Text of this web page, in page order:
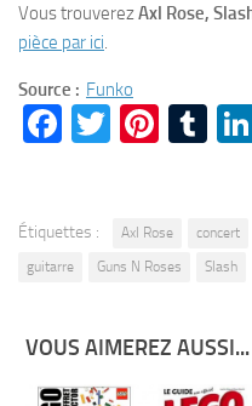
Vous trouverezAxl Rose,
pièce par ici
Source : Funko
Facebook
Twitter
Étiquettes : Axl Rose concert
guitarre
Guns N Roses Slash
VOUS AIMEREZ AUSSI...